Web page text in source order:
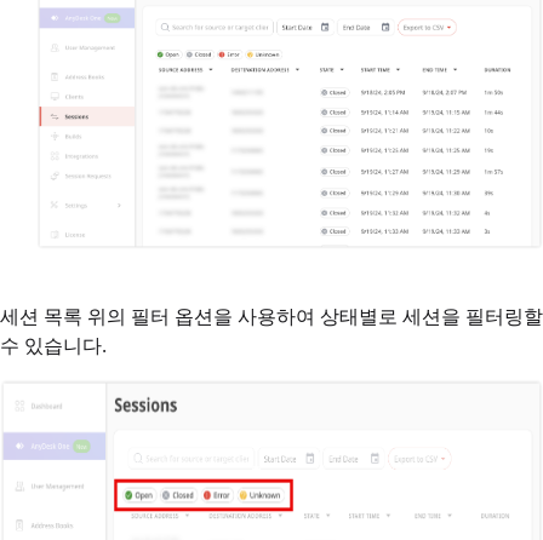
세션 목록 위의 필터 옵션을 사용하여 상태별로 세션을 필터링할
수 있습니다.